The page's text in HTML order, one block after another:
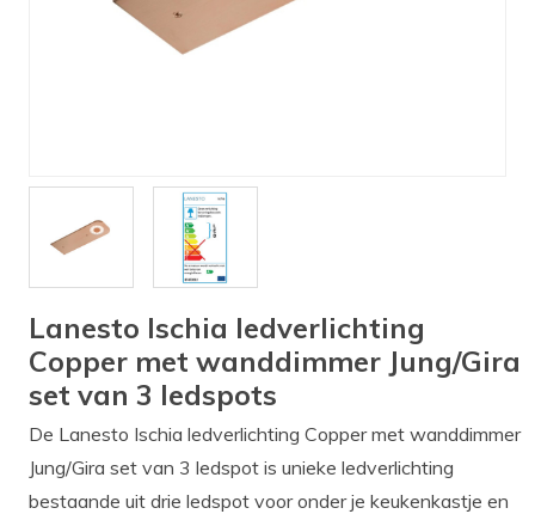
Verlichting
$$$ ACTIES $$$
Lanesto Ischia ledverlichting
Copper met wanddimmer Jung/Gira
set van 3 ledspots
De Lanesto Ischia ledverlichting Copper met wanddimmer
Jung/Gira set van 3 ledspot is unieke ledverlichting
bestaande uit drie ledspot voor onder je keukenkastje en